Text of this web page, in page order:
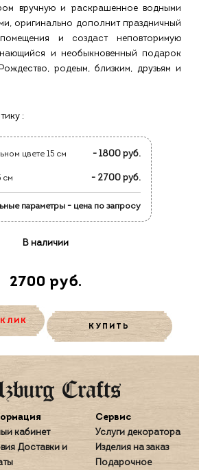
вручную и раскрашенное водными
оригинально дополнит праздничный
и создаст неповторимую
и необыкновенный подарок
родеым, близким, друзьям и
:
цвете 15 см - 1800 руб.
см - 2700 руб.
параметры - цена по запросу
В наличии
2700 руб.
КУПИТЬ
кабинет
Доставки и
Сервис
Услуги декоратора
Изделия на заказ
Подарочное